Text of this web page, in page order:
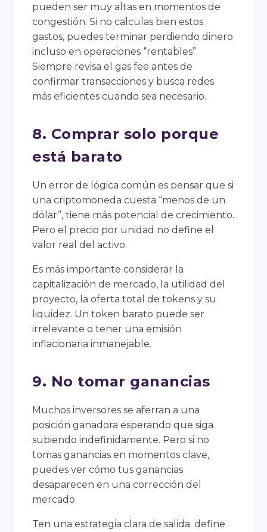
pueden ser muy altas en momentos de
congestión. Si no calculas bien estos
gastos, puedes terminar perdiendo dinero
incluso en operaciones “rentables”.
Siempre revisa el gas fee antes de
confirmar transacciones y busca redes
más eficientes cuando sea necesario.
8. Comprar solo porque
está barato
Un error de lógica común es pensar que si
una criptomoneda cuesta “menos de un
dólar”, tiene más potencial de crecimiento.
Pero el precio por unidad no define el
valor real del activo.
Es más importante considerar la
capitalización de mercado, la utilidad del
proyecto, la oferta total de tokens y su
liquidez. Un token barato puede ser
irrelevante o tener una emisión
inflacionaria inmanejable.
9. No tomar ganancias
Muchos inversores se aferran a una
posición ganadora esperando que siga
subiendo indefinidamente. Pero si no
tomas ganancias en momentos clave,
puedes ver cómo tus ganancias
desaparecen en una corrección del
mercado.
Ten una estrategia clara de salida: define